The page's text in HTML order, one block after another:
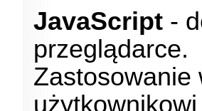
JavaScript -
przeglądarce.
Zastosowanie